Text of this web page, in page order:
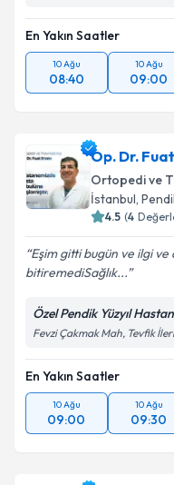
En Yakın Saatler
10 Ağu
08:40
10 Ağu
09:00
Op. Dr.
Ortopedi ve
İstanbul,
4.5 (4
Eşim gitti bugün ve ilgi ve
bitiremediSağlık...
Özel Pendik Yüzyıl
Fevzi Çakmak Mah, Tevfik
En Yakın Saatler
10 Ağu
09:00
10 Ağu
09:30